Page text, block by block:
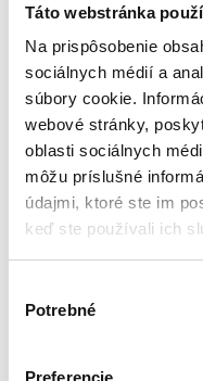
Táto webstránka
Na prispôsobenie
sociálnych médií a
súbory cookie.
webové stránky,
oblasti sociálnych
môžu príslušné
údajmi, ktoré ste im
keď ste používali ich
súhlasu
Potrebné
Preferencie